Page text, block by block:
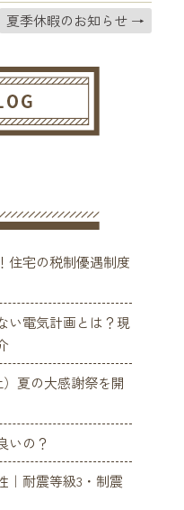
夏季休暇のお知らせ →
住宅の税制優遇制度
い電気計画とは？現
）夏の大感謝祭を開
いの？
｜耐震等級3・制震